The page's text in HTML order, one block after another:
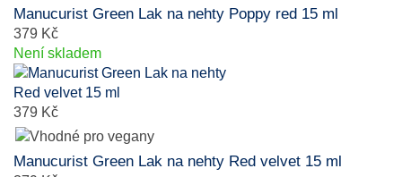
Manucurist Green Lak na nehty Poppy red 15 ml
379 Kč
Není skladem
379 Kč
Manucurist Green Lak na nehty Red velvet 15 ml